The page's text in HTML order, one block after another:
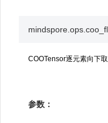
mindspore.ops.
COOTensor逐元素向下取
参数：